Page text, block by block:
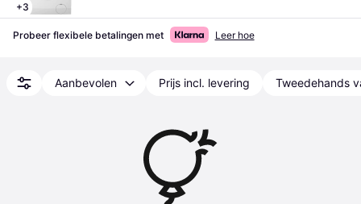
+3
Probeer flexibele betalingen met Leer hoe
Aanbevolen Prijs incl. levering Tweedehands